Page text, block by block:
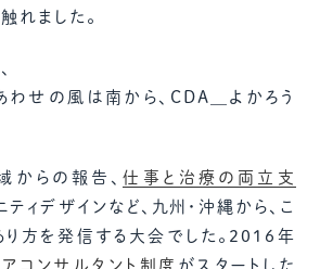
れました。
わせの風は南から、CDA＿よかろう
からの報告、仕事と治療の両立支
ティデザインなど、九州・沖縄から、こ
方を発信する大会でした。2016年
コンサルタント制度 がスタートした